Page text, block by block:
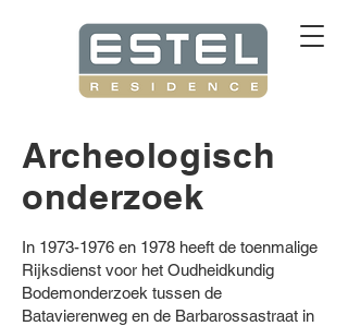
Archeologisch
onderzoek
In 1973-1976 en 1978 heeft de toenmalige
Rijksdienst voor het Oudheidkundig
Bodemonderzoek tussen de
Batavierenweg en de Barbarossastraat in